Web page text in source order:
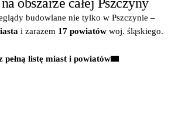
budowlane nie tylko w Pszczynie –
i zarazem 17 powiatówwoj. śląskiego.
pełną listę miast i powiatów